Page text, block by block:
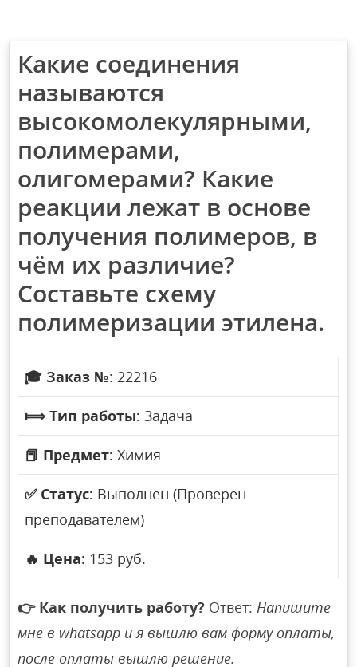
Какие соединения
называются
высокомолекулярными,
полимерами,
олигомерами? Какие
реакции лежат в основе
получения полимеров, в
чём их различие?
Составьте схему
полимеризации этилена.
🎓 Заказ №: 22216
⟾ Тип работы: Задача
📕 Предмет: Химия
✅ Статус: Выполнен (Проверен
преподавателем)
🔥 Цена: 153 руб.
👉 Как получить работу? Ответ:Напишите
мне в whatsapp и я вышлю вам форму оплаты,
после оплаты вышлю решение.